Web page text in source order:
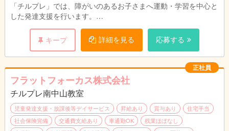
「チルプレ」では、障がいのあるお子さまへ運動・学習を中心と
した発達支援を行います。
お子さまの対象年齢は2歳～小学6年生迄です。
午前・午後の二部制で１日10名程度のお子さまに支援を行いま
(例)午前5名、午後5名
気になる方はぜひお問い合わせください！！！
【仕事内容】
■支援
■送迎(相談可)
■その他付随業務
※教室長業務を行う方は教室長業務(施設運営・職員管理)あり
キープ 詳細を見る 応募する
正社員
フラットフォーカス株式会社
チルプレ南中山教室
児童発達支援・放課後等デイサービス 昇給あり 賞与あり
住宅手当
社会保険完備
交通費支給あり 車通勤OK
残業ほぼなし